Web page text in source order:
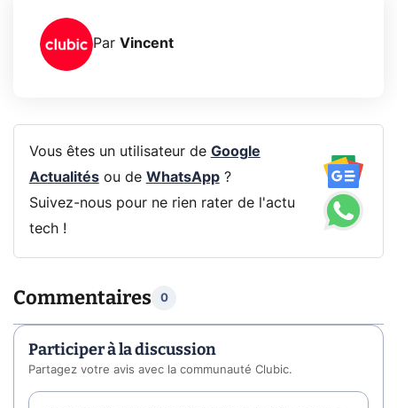
Par Vincent
Vous êtes un utilisateur de Google
Actualitésou de WhatsApp?
Suivez-nous pour ne rien rater de l'actu
tech !
Commentaires 0
Participer à la discussion
Partagez votre avis avec la communauté Clubic.